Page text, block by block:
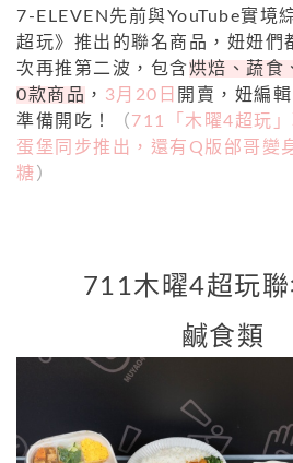
7-ELEVEN先前與YouTube實境
超玩》推出的聯名商品，妞妞們
次再推第二波，包含烘焙、蔬食
0款商品 ， 3月20日 開賣，妞編
準備開吃！
（ 711「木曜4超玩
蛋堡同步推出，還有Q版邰哥變
糖 ）
711木曜4超玩聯
鹹食類